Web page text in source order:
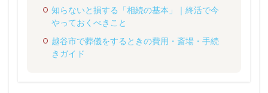
知らないと損する「相続の基本」｜終活で今
やっておくべきこと
越谷市で葬儀をするときの費用・斎場・手続
きガイド